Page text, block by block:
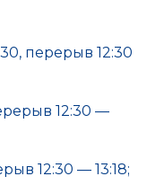
перерыв 12:30
12:30 —
12:30 — 13:18;